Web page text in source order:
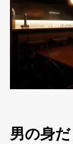
男の身